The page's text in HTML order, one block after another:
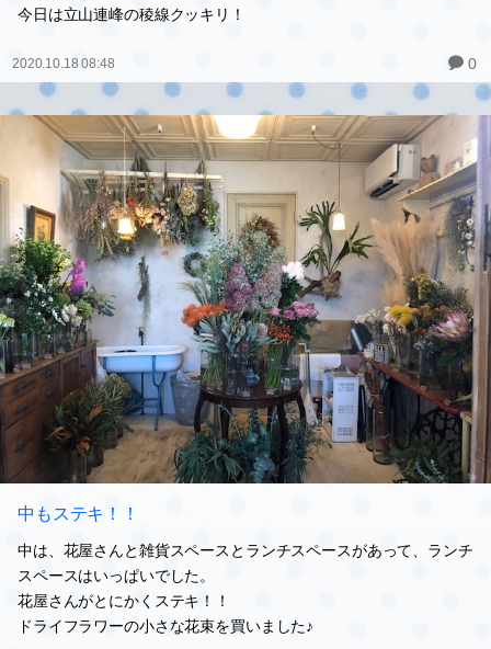
今日は立山連峰の稜線クッキリ！
2020.10.18 08:48 0
中もステキ！！
中は、花屋さんと雑貨スペースとランチスペースがあって、ランチ
スペースはいっぱいでした。
花屋さんがとにかくステキ！！
ドライフラワーの小さな花束を買いました♪